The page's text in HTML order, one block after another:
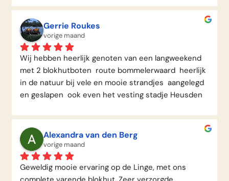
Gerrie Roukes
vorige maand
Wij hebben heerlijk genoten van een langweekend
met 2 blokhutboten  route bommelerwaard  heerlijk
in de natuur bij vele en mooie strandjes  aangelegd
en geslapen  ook even het vesting stadje Heusden
nog een keer doen bedankt Inge voor het goede
uitleg aanboord
Alexandra van den Berg
vorige maand
Geweldig mooie ervaring op de Linge, met ons